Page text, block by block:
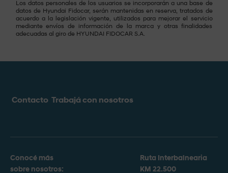
Los datos personales de los usuarios se incorporarán a una base de
datos de Hyundai Fidocar, serán mantenidas en reserva, tratados de
acuerdo a la legislación vigente, utilizados para mejorar el servicio
mediante envíos de información de la marca y otras finalidades
adecuadas al giro de HYUNDAI FIDOCAR S.A.
Contacto Trabajá con nosotros
Conocé más
sobre nosotros:
Ruta Interbalnearia
KM 22.500